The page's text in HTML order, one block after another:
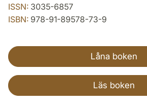
ISSN: 3035-6857
ISBN: 978-91-89578-73-9
Låna boken
Läs boken